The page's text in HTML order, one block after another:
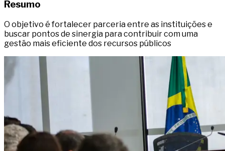
Resumo
O objetivo é fortalecer parceria entre as instituições e
buscar pontos de sinergia para contribuir com uma
gestão mais eficiente dos recursos públicos